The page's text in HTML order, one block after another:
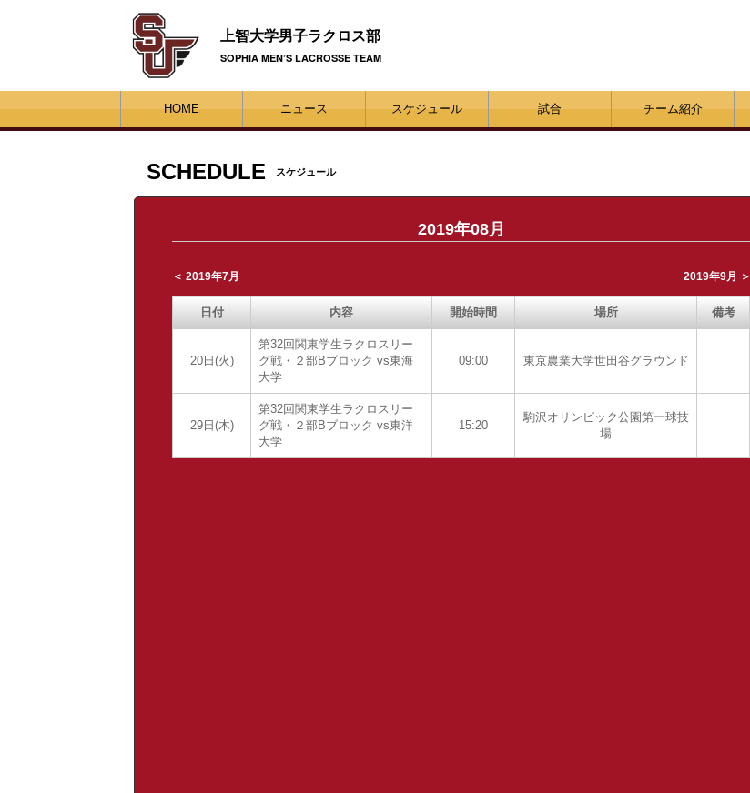
上智大学男子ラクロス部
SOPHIA MEN’S LACROSSE TEAM
HOME ニュース スケジュール 試合 チーム紹介
SCHEDULE スケジュール
2019年08月
＜ 2019年7月 2019年9月 ＞
日付 内容 開始時間 場所 備考
20日(火)
第32回関東学生ラクロスリー
グ戦・２部Bブロック vs東海
大学
09:00 東京農業大学世田谷グラウンド
29日(木)
第32回関東学生ラクロスリー
グ戦・２部Bブロック vs東洋
大学
15:20
駒沢オリンピック公園第一球技
場